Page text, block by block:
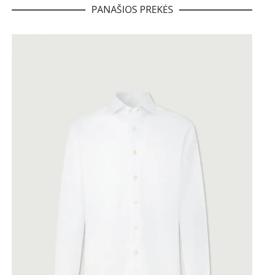
PANAŠIOS PREKĖS